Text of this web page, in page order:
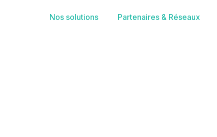
Nos solutions Partenaires & Réseaux